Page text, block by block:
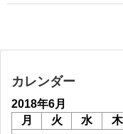
カレンダー
2018年6月
月
火 水 木